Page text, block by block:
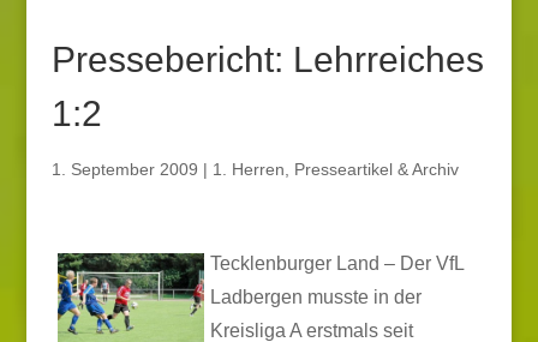
Pressebericht: Lehrreiches
1:2
1. September 2009 | 1. Herren Presseartikel & Archiv
Tecklenburger Land – Der VfL
Ladbergen musste in der
Kreisliga A erstmals seit